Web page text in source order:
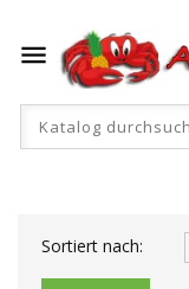

Sortiert nach: